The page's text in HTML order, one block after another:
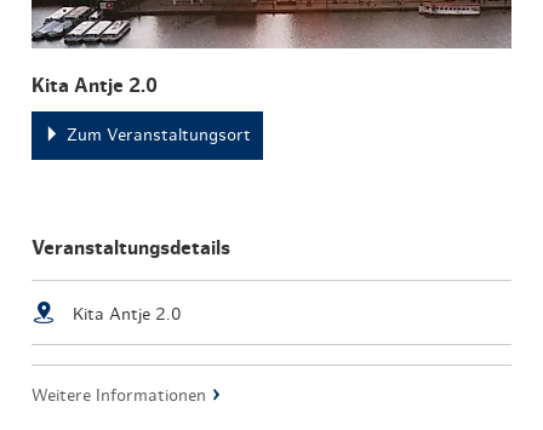
Kita Antje 2.0
Zum Veranstaltungsort
Veranstaltungsdetails
Kita Antje 2.0
Weitere Informationen